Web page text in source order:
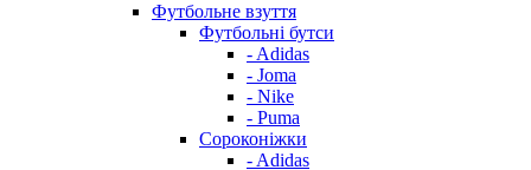
Футбольне взуття
Футбольні бутси
- Adidas
- Joma
- Nike
- Puma
Сороконіжки
- Adidas